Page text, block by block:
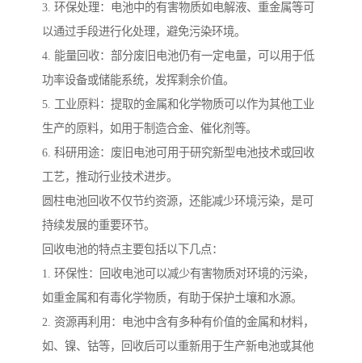
3. 环保处理：电池中的有害物质如电解液、重金属等可
以通过手段进行化处理，避免污染环境。
4. 能量回收：部分废旧电池仍有一定电量，可以用于低
功率设备或储能系统，发挥剩余价值。
5. 工业原料：提取的金属和化学物质可以作为其他工业
生产的原料，如用于制造合金、催化剂等。
6. 科研用途：废旧电池可用于研究新型电池技术或回收
工艺，推动行业技术进步。
圆柱电池回收不仅节约资源，还能减少环境污染，是可
持续发展的重要环节。
回收电池的特点主要包括以下几点：
1. 环保性：回收电池可以减少有害物质对环境的污染，
如重金属和有毒化学物质，有助于保护土壤和水源。
2. 资源再利用：电池中含有多种有价值的金属和材料，
如、镍、钴等，回收后可以重新用于生产新电池或其他